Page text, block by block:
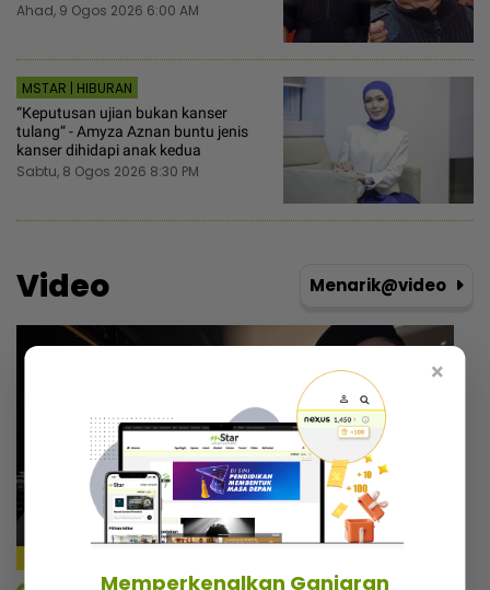
Ahad, 9 Ogos 2026 6:00 AM
MSTAR | HIBURAN
“Keputusan ujian bukan kanser
tulang“ - Amyza Aznan buntu jenis
kanser dihidapi anak kedua
Sabtu, 8 Ogos 2026 8:30 PM
Video Menarik@video
×
Memperkenalkan Ganjaran